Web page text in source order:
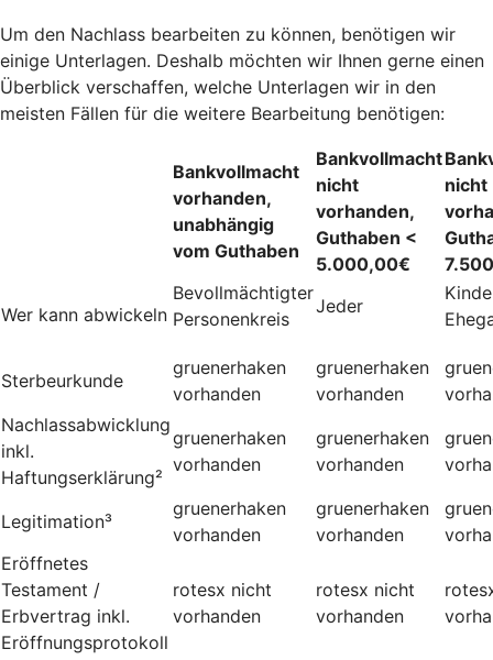
Um den Nachlass bearbeiten zu können, benötigen wir
einige Unterlagen. Deshalb möchten wir Ihnen gerne einen
Überblick verschaffen, welche Unterlagen wir in den
meisten Fällen für die weitere Bearbeitung benötigen:
Bankvollmacht
vorhanden,
unabhängig
vom Guthaben
Bankvollmacht
nicht
vorhanden,
Guthaben <
5.000,00€
nicht
Wer kann abwickeln
Bevollmächtigter
Personenkreis
Jeder
Sterbeurkunde
gruenerhaken
vorhanden
gruenerhaken
vorhanden
Nachlassabwicklung
inkl.
Haftungserklärung²
gruenerhaken
vorhanden
gruenerhaken
vorhanden
Legitimation³
gruenerhaken
vorhanden
gruenerhaken
vorhanden
Eröffnetes
Testament /
Erbvertrag inkl.
Eröffnungsprotokoll
rotesx nicht
vorhanden
rotesx nicht
vorhanden